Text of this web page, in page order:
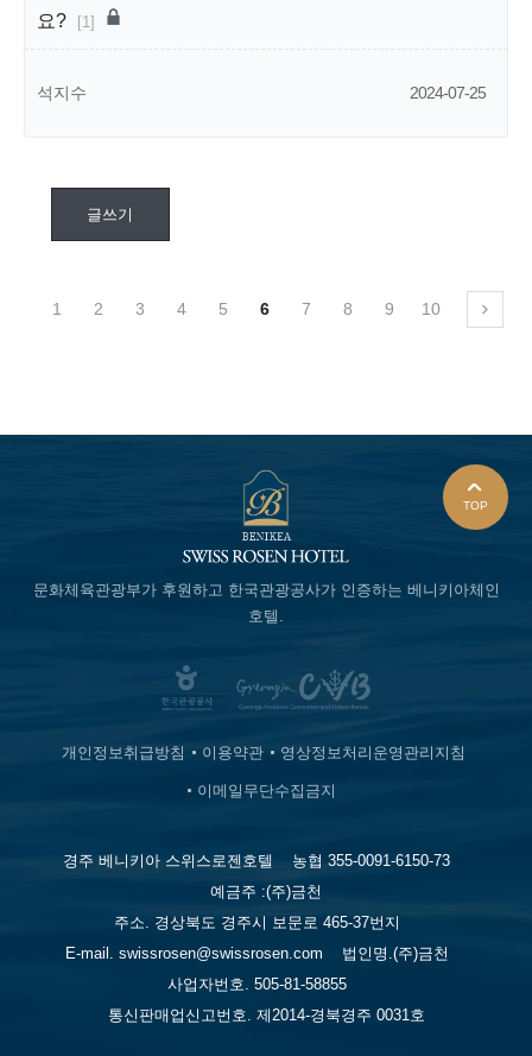
요?
[1]
석지수 2024-07-25
글쓰기
1 2 3 4 5 6 7 8 9 10
TOP
문화체육관광부가 후원하고 한국관광공사가 인증하는 베니키아체인
호텔.
개인정보취급방침 이용약관 영상정보처리운영관리지침
이메일무단수집금지
경주 베니키아 스위스로젠호텔
농협 355-0091-6150-73
예금주 :(주)금천
주소. 경상북도 경주시 보문로 465-37번지
E-mail. swissrosen@swissrosen.com
법인명.(주)금천
사업자번호. 505-81-58855
통신판매업신고번호. 제2014-경북경주 0031호